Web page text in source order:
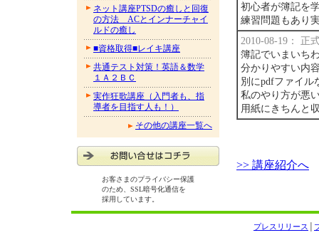
ネット講座PTSDの癒しと回復
の方法 ACとインナーチャイ
ルドの癒し
■資格取得■レイキ講座
共通テスト対策！英語＆数学
１Ａ２ＢＣ
実作狂歌講座（入門者も、指
導者を目指す人も！）
その他の講座一覧へ
お客さまのプライバシー保護
のため、SSL暗号化通信を
採用しています。
初心者が簿記を
練習問題もあり
2010-08-19： 正
簿記でいまいち
分かりやすい内
別にpdfファイル
私のやり方が悪
用紙にきちんと
>> 講座紹介へ
プレスリリース